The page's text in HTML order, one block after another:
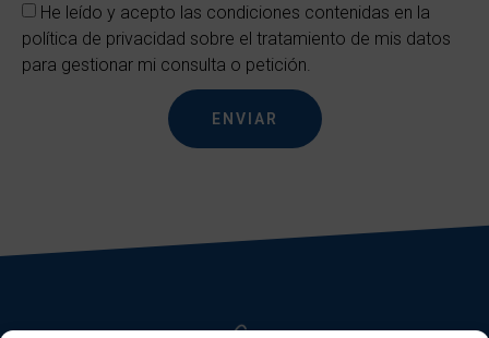
He leído y acepto las condiciones contenidas en la
política de privacidad sobre el tratamiento de mis datos
para gestionar mi consulta o petición.
ENVIAR